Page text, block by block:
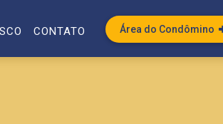
CONTATO Área do Condômino